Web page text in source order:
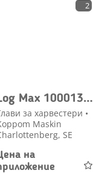
2
Log Max 10001370 Skyddsplåt Logmax 5000V
за харвестери •
Maskin
SE
на